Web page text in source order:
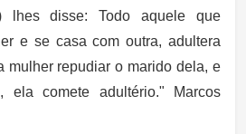
lhes disse: Todo aquele que
e se casa com outra, adultera
mulher repudiar o marido dela, e
ela comete adultério." Marcos